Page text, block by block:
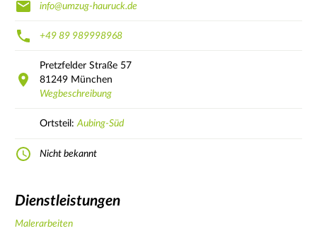
info@umzug-hauruck.de
+49 89 989998968
Pretzfelder Straße 57
81249 München
Wegbeschreibung
Ortsteil: Aubing-Süd
Nicht bekannt
Dienstleistungen
Malerarbeiten